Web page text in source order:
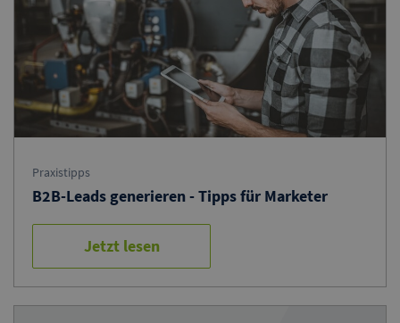
Praxistipps
B2B-Leads generieren - Tipps für Marketer
Jetzt lesen